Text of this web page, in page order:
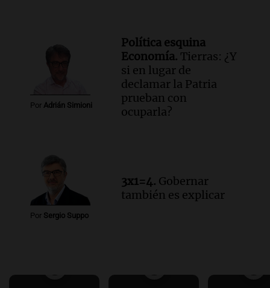
Por Adrián Simioni
Política esquina
Economía. Tierras: ¿Y
si en lugar de
declamar la Patria
prueban con
ocuparla?
Por Sergio Suppo
3x1=4. Gobernar
también es explicar